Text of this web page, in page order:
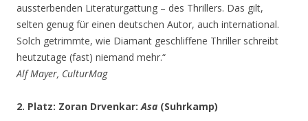
aussterbenden Literaturgattung – des Thrillers. Das gilt,
selten genug für einen deutschen Autor, auch international.
Solch getrimmte, wie Diamant geschliffene Thriller schreibt
heutzutage (fast) niemand mehr.“
Alf Mayer, CulturMag
2. Platz: Zoran Drvenkar:Asa (Suhrkamp)